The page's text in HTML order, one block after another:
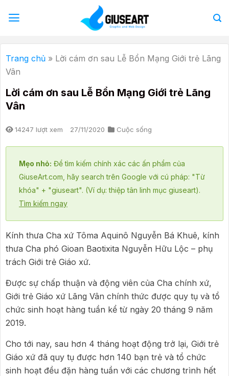
qua
dung
Trang chủ » Lời cám ơn sau Lễ Bổn Mạng Giới trẻ Lãng
Vân
Lời cám ơn sau Lễ Bổn Mạng Giới trẻ Lãng
Vân
14247 lượt xem 27/11/2020 Cuộc sống
Mẹo nhỏ: Để tìm kiếm chính xác các ấn phẩm của
GiuseArt.com, hãy search trên Google với cú pháp: "Từ
khóa" + "giuseart". (Ví dụ: thiệp tân linh mục giuseart).
Tìm kiếm ngay
Kính thưa Cha xứ Tôma Aquinô Nguyễn Bá Khuê, kính
thưa Cha phó Gioan Baotixita Nguyễn Hữu Lộc – phụ
trách Giới trẻ Giáo xứ.
Được sự chấp thuận và động viên của Cha chính xứ,
Giới trẻ Giáo xứ Lãng Vân chính thức được quy tụ và tổ
chức sinh hoạt hàng tuần kể từ ngày 20 tháng 9 năm
2019.
Cho tới nay, sau hơn 4 tháng hoạt động trở lại, Giới trẻ
Giáo xứ đã quy tụ được hơn 140 bạn trẻ và tổ chức
sinh hoạt đều đặn hàng tuần với các chương trình hết